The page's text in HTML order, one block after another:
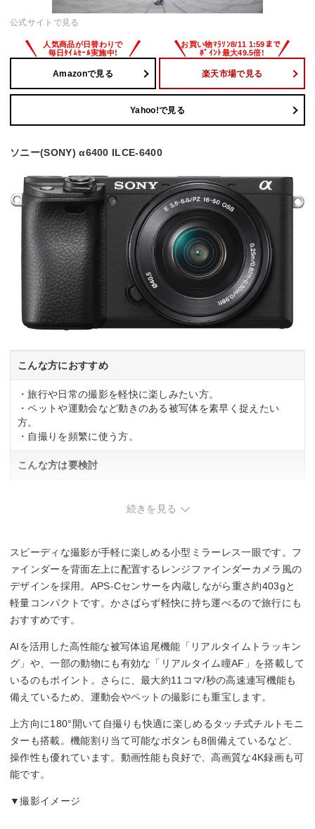
公式サイトで見る
Amazonで見る 楽天市場で見る
Yahoo!で見る
ソニー(SONY) α6400 ILCE-6400
こんな方におすすめ
・旅行や日常の撮影を軽快に楽しみたい方。
・ペットや運動会など動きのある被写体を素早く捉えたい
方。
・自撮りを頻繁に使う方。
こんな方は要検討
続きを見る
スピーディな撮影が手軽に楽しめる小型ミラーレス一眼です。フ
ァインダーを背面左上に配置するレンジファインダーカメラ風の
デザインを採用。APS-Cセンサーを内蔵しながら重さ約403gと
軽量コンパクトです。かさばらず軽快に持ち運べるので旅行にも
おすすめです。
AIを活用した高性能な被写体追尾機能「リアルタイムトラッキン
グ」や、一部の動物にも有効な「リアルタイム瞳AF」を搭載して
いるのもポイント。さらに、最大約11コマ/秒の高速連写機能も
備えているため、運動会やペットの撮影にも重宝します。
上方向に180°開いて自撮りも快適に楽しめるタッチ式チルトモニ
ターも搭載。機能割り当て可能なボタンも8個備えているなど、
操作性も優れています。動画性能も良好で、高画質な4K録画も可
能です。
▼撮影イメージ